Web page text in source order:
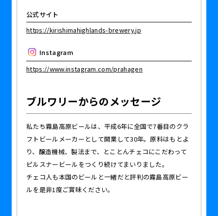
公式サイト
https://kirishimahighlands-brewery.jp
Instagram
https://www.instagram.com/prahagen
ブルワリーからのメッセージ
私たち霧島高原ビールは、平成6年に全国で7番目のクラ
フトビールメーカーとして開業して30年。原料はもとよ
り、醸造機械、製法まで、とことんチェコにこだわって
ピルスナービールをつくり続けてまいりました。
チェコ人も本国のビールと一緒だと評判の霧島高原ビー
ルを是非1度ご賞味ください。